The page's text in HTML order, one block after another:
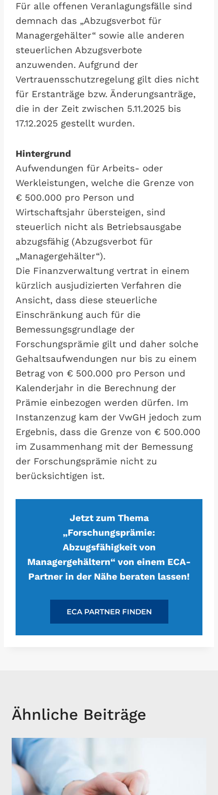
Für alle offenen Veranlagungsfälle sind
demnach das „Abzugsverbot für
Managergehälter“ sowie alle anderen
steuerlichen Abzugsverbote
anzuwenden. Aufgrund der
Vertrauensschutzregelung gilt dies nicht
für Erstanträge bzw. Änderungsanträge,
die in der Zeit zwischen 5.11.2025 bis
17.12.2025 gestellt wurden.
Hintergrund
Aufwendungen für Arbeits- oder
Werkleistungen, welche die Grenze von
€ 500.000 pro Person und
Wirtschaftsjahr übersteigen, sind
steuerlich nicht als Betriebsausgabe
abzugsfähig (Abzugsverbot für
„Managergehälter“).
Die Finanzverwaltung vertrat in einem
kürzlich ausjudizierten Verfahren die
Ansicht, dass diese steuerliche
Einschränkung auch für die
Bemessungsgrundlage der
Forschungsprämie gilt und daher solche
Gehaltsaufwendungen nur bis zu einem
Betrag von € 500.000 pro Person und
Kalenderjahr in die Berechnung der
Prämie einbezogen werden dürfen. Im
Instanzenzug kam der VwGH jedoch zum
Ergebnis, dass die Grenze von € 500.000
im Zusammenhang mit der Bemessung
der Forschungsprämie nicht zu
berücksichtigen ist.
Jetzt zum Thema
„Forschungsprämie:
Abzugsfähigkeit von
Managergehältern“ von einem ECA-
Partner in der Nähe beraten lassen!
ECA PARTNER FINDEN
Ähnliche Beiträge